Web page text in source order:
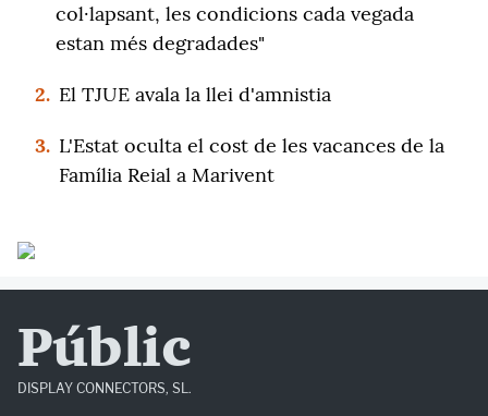
col·lapsant, les condicions cada vegada
estan més degradades"
2. El TJUE avala la llei d'amnistia
3. L'Estat oculta el cost de les vacances de la
Família Reial a Marivent
Públic
DISPLAY CONNECTORS, SL.